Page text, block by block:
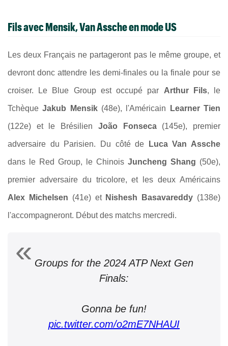
Fils avec Mensik, Van Assche en mode US
Les deux Français ne partageront pas le même groupe, et
devront donc attendre les demi-finales ou la finale pour se
croiser. Le Blue Group est occupé par Arthur Fils, le
TchèqueJakub Mensik(48e), l'Américain Learner Tien
(122e) et le Brésilien João Fonseca(145e), premier
adversaire du Parisien. Du côté de Luca Van Assche
dans le Red Group, le Chinois Juncheng Shang (50e),
premier adversaire du tricolore, et les deux Américains
Alex Michelsen (41e) et Nishesh Basavareddy (138e)
l'accompagneront. Début des matchs mercredi.
Groups for the 2024 ATP Next Gen
Finals:
Gonna be fun!
pic.twitter.com/o2mE7NHAUI